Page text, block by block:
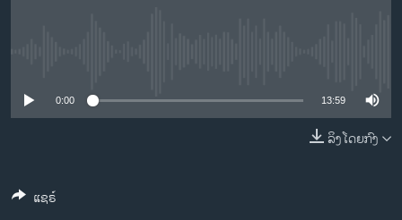
ຊຸມຊົນຊາວລາວ
0:00 13:59
ລິງໂດຍກົງ
ແຊຣ໌